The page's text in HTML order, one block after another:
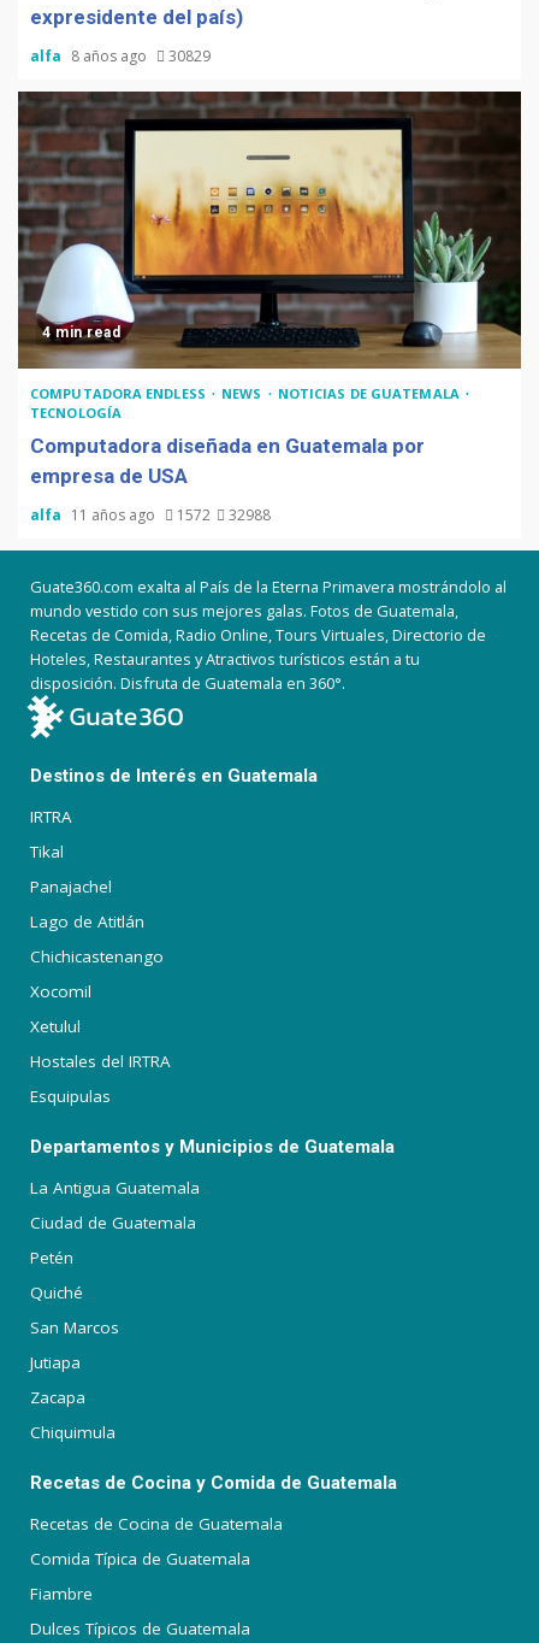
expresidente del país)
alfa 8 años ago 30829
4 min read
COMPUTADORA ENDLESS NEWS
NOTICIAS DE GUATEMALA
TECNOLOGÍA
Computadora diseñada en Guatemala por
empresa de USA
alfa 11 años ago 1572 32988
Guate360.com exalta al País de la Eterna Primavera mostrándolo al
mundo vestido con sus mejores galas. Fotos de Guatemala,
Recetas de Comida, Radio Online, Tours Virtuales, Directorio de
Hoteles, Restaurantes y Atractivos turísticos están a tu
disposición. Disfruta de Guatemala en 360°.
Destinos de Interés en Guatemala
IRTRA
Tikal
Panajachel
Lago de Atitlán
Chichicastenango
Xocomil
Xetulul
Hostales del IRTRA
Esquipulas
Departamentos y Municipios de Guatemala
La Antigua Guatemala
Ciudad de Guatemala
Petén
Quiché
San Marcos
Jutiapa
Zacapa
Chiquimula
Recetas de Cocina y Comida de Guatemala
Recetas de Cocina de Guatemala
Comida Típica de Guatemala
Fiambre
Dulces Típicos de Guatemala